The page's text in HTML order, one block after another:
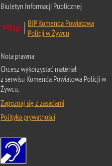
Biuletyn Informacji Publicznej
BIP Komenda Powiatowa
Policji w Żywcu
Nota prawna
Chcesz wykorzystać materiał
z serwisu Komenda Powiatowa Policji w
Żywcu.
Zapoznaj się z zasadami
Polityka prywatności